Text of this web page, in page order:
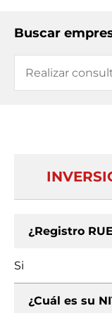
Buscar
¿Registro
Si
¿Cuál es su